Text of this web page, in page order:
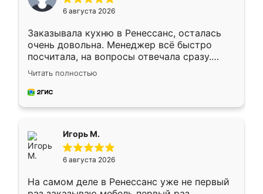
6 августа 2026
Заказывала кухню в Ренессанс, осталась
очень довольна. Менеджер всё быстро
посчитала, на вопросы отвечала сразу.
Замерщик приехал в субботу, подошёл к
делу со всей ответственностью. Собрали
за день, ребята работали аккуратно, даже
Читать полностью
Игорь М.
6 августа 2026
На самом деле в Ренессанс уже не первый